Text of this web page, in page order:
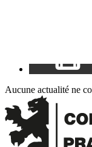
Aucune actualité ne